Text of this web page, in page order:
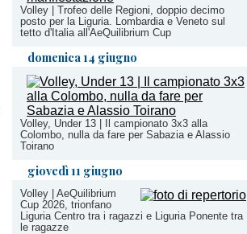
Volley | Trofeo delle Regioni, doppio decimo
posto per la Liguria. Lombardia e Veneto sul
tetto d'Italia all'AeQuilibrium Cup
domenica 14 giugno
Volley, Under 13 | Il campionato 3x3 alla
Colombo, nulla da fare per Sabazia e Alassio
Toirano
giovedì 11 giugno
Volley | AeQuilibrium
Cup 2026, trionfano
Liguria Centro tra i ragazzi e Liguria Ponente tra
le ragazze